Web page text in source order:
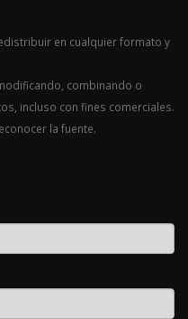
en cualquier formato y
combinando o
incluso con fines comerciales.
la fuente.